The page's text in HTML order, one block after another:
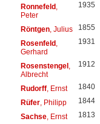
Ronnefeld ,
Peter
1935
Röntgen, Julius 1855
Rosenfeld ,
Gerhard
1931
Rosenstengel ,
Albrecht
1912
Rudorff, Ernst 1840
Rüfer, Philipp 1844
Sachse, Ernst 1813